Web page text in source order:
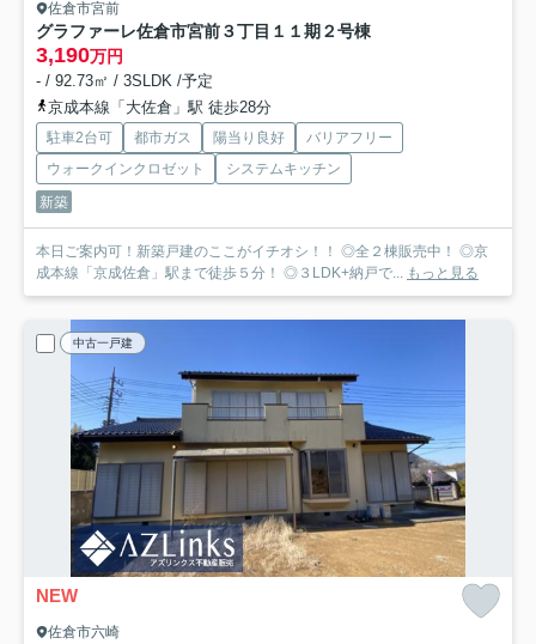
佐倉市宮前
グラファーレ佐倉市宮前３丁目１１期 ２号棟
3,190万円
- / 92.73㎡ / 3SLDK /予定
京成本線「大佐倉」駅 徒歩28分
駐車2台可 都市ガス 陽当り良好
バリアフリー
ウォークインクロゼット
システムキッチン
新築
本日ご案内可！新築戸建のここがイチオシ！！ ◎全２棟販売中！ ◎京
成本線「京成佐倉」駅まで徒歩５分！ ◎３LDK+納戸で... もっと見る
中古一戸建
NEW
佐倉市六崎